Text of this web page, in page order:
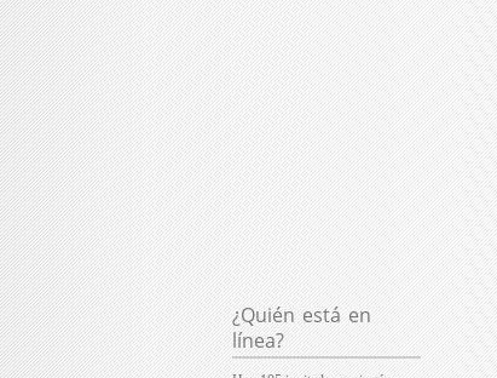
¿Quién está en
línea?